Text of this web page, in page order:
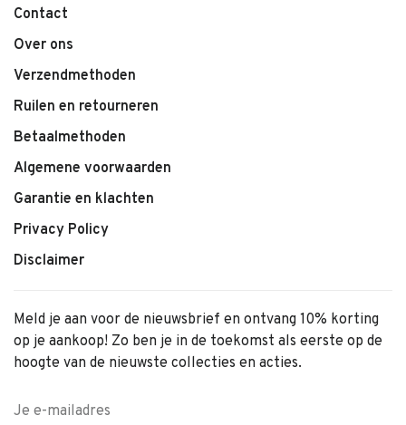
Contact
Over ons
Verzendmethoden
Ruilen en retourneren
Betaalmethoden
Algemene voorwaarden
Garantie en klachten
Privacy Policy
Disclaimer
Meld je aan voor de nieuwsbrief en ontvang 10% korting
op je aankoop! Zo ben je in de toekomst als eerste op de
hoogte van de nieuwste collecties en acties.